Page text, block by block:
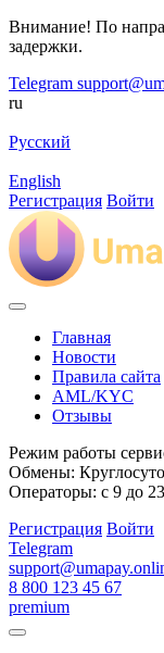
Внимание! По
задержки.
Telegram
ru
Русский
English
Регистрация Войти
Главная
Новости
Правила сайта
AML/KYC
Отзывы
Режим работы
Обмены:
Операторы: с 9 до
Регистрация Войти
Telegram
8 800 123 45 67
premium